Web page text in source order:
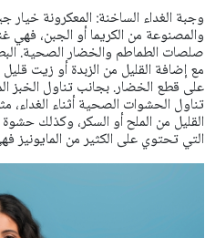
وجبة الغداء الساخنة: المعكرونة خيار
والمصنوعة من الكريما أو الجبن، فهي
صلصات الطماطم والخضار الصحية.
مع إضافة القليل من الزبدة أو زيت
على قطع الخضار. بجانب تناول الخبز
تناول الحشوات الصحية أثناء
القليل من الملح أو السكر، وكذلك
التي تحتوي على الكثير من المايونيز